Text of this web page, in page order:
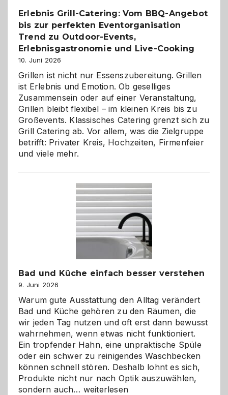
Erlebnis Grill-Catering: Vom BBQ-Angebot
bis zur perfekten Eventorganisation
Trend zu Outdoor-Events,
Erlebnisgastronomie und Live-Cooking
10. Juni 2026
Grillen ist nicht nur Essenszubereitung. Grillen
ist Erlebnis und Emotion. Ob geselliges
Zusammensein oder auf einer Veranstaltung,
Grillen bleibt flexibel – im kleinen Kreis bis zu
Großevents. Klassisches Catering grenzt sich zu
Grill Catering ab. Vor allem, was die Zielgruppe
betrifft: Privater Kreis, Hochzeiten, Firmenfeier
und viele mehr.
Bad und Küche einfach besser verstehen
9. Juni 2026
Warum gute Ausstattung den Alltag verändert
Bad und Küche gehören zu den Räumen, die
wir jeden Tag nutzen und oft erst dann bewusst
wahrnehmen, wenn etwas nicht funktioniert.
Ein tropfender Hahn, eine unpraktische Spüle
oder ein schwer zu reinigendes Waschbecken
können schnell stören. Deshalb lohnt es sich,
Produkte nicht nur nach Optik auszuwählen,
sondern auch… Bad
weiterlesen